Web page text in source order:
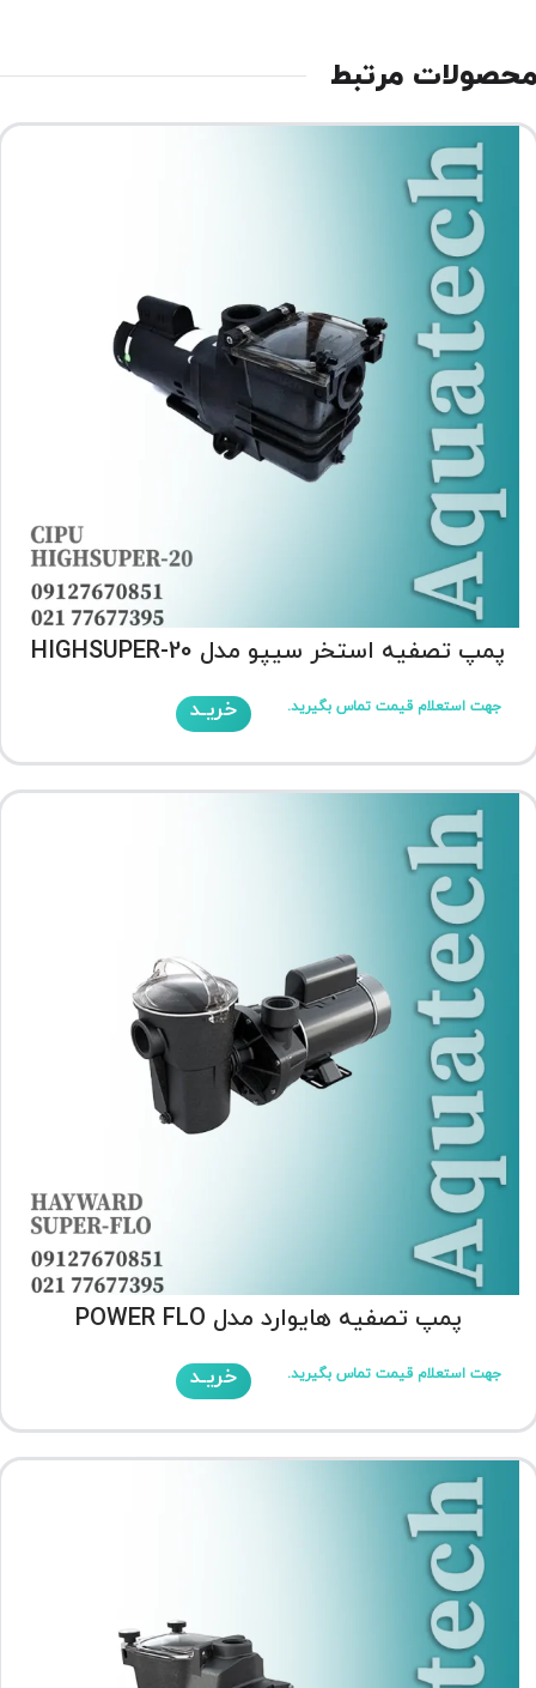
مرتبط
پمپ تصفیه استخر سیپو مدل HIGHSUPER-20
جهت استعلام قیمت تماس بگیرید. خریـد
پمپ تصفیه هایوارد مدل POWER FLO
جهت استعلام قیمت تماس بگیرید. خریـد